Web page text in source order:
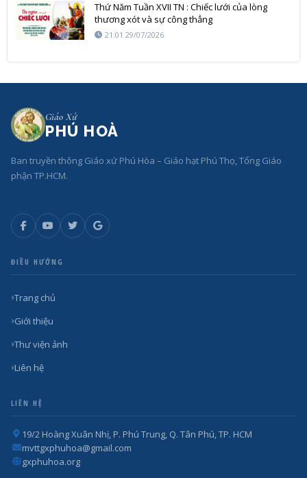
Thứ Năm Tuần XVII TN : Chiếc lưới của lòng
thương xót và sự công thẳng
21:01 29/07/2026
Giáo Xứ
PHÚ HOÀ
Ban truyền thông Giáo xứ Phú Hòa – Giáo hạt Phú Thọ, Tổng Giáo
phận TP.HCM.
ĐIỀU HƯỚNG
Trang chủ
Giới thiệu
Thư viện ảnh
Liên hệ
LIÊN HỆ
19/2 Hoàng Xuân Nhị, P. Phú Trung, Q. Tân Phú, TP. HCM
mvttgxphuhoa@gmail.com
gxphuhoa.org